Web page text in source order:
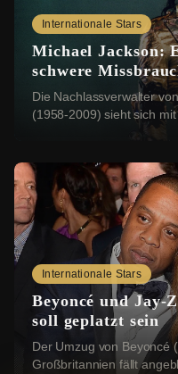
Internationale Stars
Michael Jackson:
schwere
Die Nachlassverwalter
(1958-2009) sieht sich
Internationale Stars
Beyoncé und Jay-
soll geplatzt sein
Der Umzug von Beyoncé
Großbritannien fällt